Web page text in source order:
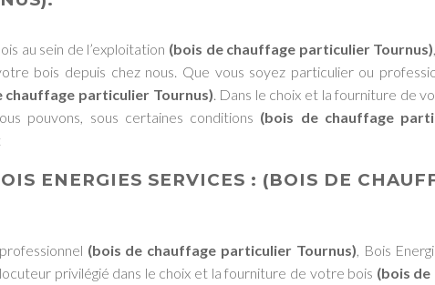
au sein de l’exploitation (bois de chauffage particulier Tournus)
bois depuis chez nous. Que vous soyez particulier ou
chauffage particulier Tournus). Dans le choix et la fourniture de
pouvons, sous certaines conditions (bois de chauffage
ENERGIES SERVICES : (BOIS DE
(bois de chauffage particulier Tournus), Bois
privilégié dans le choix et la fourniture de votre bois (bois